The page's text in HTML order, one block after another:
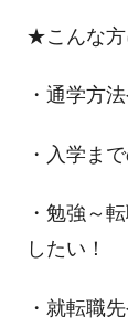
★こんな方
・通学方
・入学ま
・勉強～
したい！
・就転職